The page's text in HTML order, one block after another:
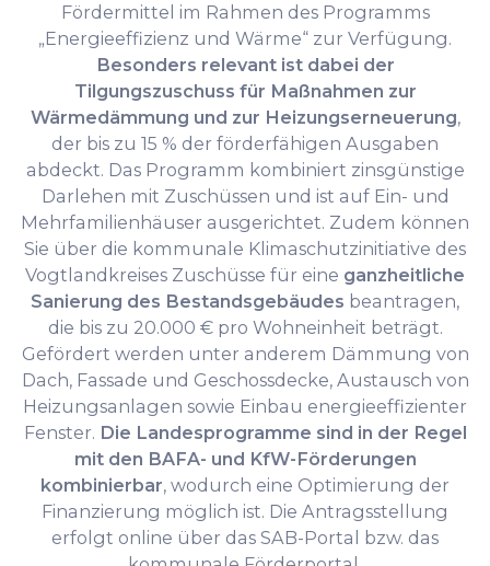
Fördermittel im Rahmen des Programms
„Energieeffizienz und Wärme“ zur Verfügung.
Besonders relevant ist dabei der
Tilgungszuschuss für Maßnahmen zur
Wärmedämmung und zur Heizungserneuerung,
der bis zu 15 % der förderfähigen Ausgaben
abdeckt. Das Programm kombiniert zinsgünstige
Darlehen mit Zuschüssen und ist auf Ein- und
Mehrfamilienhäuser ausgerichtet. Zudem können
Sie über die kommunale Klimaschutzinitiative des
Vogtlandkreises Zuschüsse für eine ganzheitliche
Sanierung des Bestandsgebäudes beantragen,
die bis zu 20.000 € pro Wohneinheit beträgt.
Gefördert werden unter anderem Dämmung von
Dach, Fassade und Geschossdecke, Austausch von
Heizungsanlagen sowie Einbau energieeffizienter
Fenster. Die Landesprogramme sind in der Regel
mit den BAFA- und KfW-Förderungen
kombinierbar, wodurch eine Optimierung der
Finanzierung möglich ist. Die Antragsstellung
erfolgt online über das SAB-Portal bzw. das